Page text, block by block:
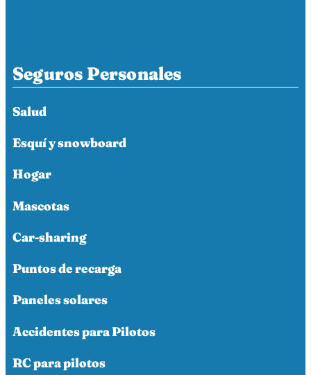
Seguros Personales
Salud
Esquí y snowboard
Hogar
Mascotas
Car-sharing
Puntos de recarga
Paneles solares
Accidentes para Pilotos
RC para pilotos